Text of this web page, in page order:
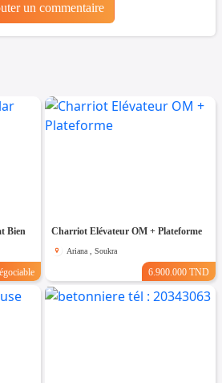
un commentaire
Bien Charriot Elévateur OM + Plateforme
Ariana , Soukra
6.900.000 TND